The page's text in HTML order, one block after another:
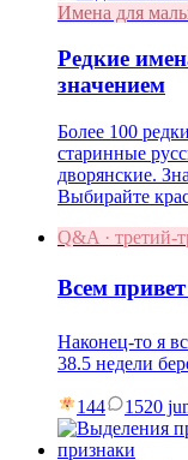
Имена для
Редкие
значением
Более 100
старинные
дворянские.
Выбирайте
Q&A · третий-
Всем
Наконец-то я
38.5 недели
144 1520